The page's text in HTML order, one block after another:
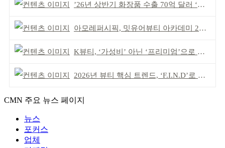
’26년 상반기 화장품 수출 70억 달러 ‘역대 최고’
아모레퍼시픽, 밋유어뷰티 아카데미 2기 발대식
K뷰티, ‘가성비’ 아닌 ‘프리미엄’으로 승부걸어야
2026년 뷰티 핵심 트렌드, ‘F.I.N.D’로 읽는다
CMN 주요 뉴스 페이지
뉴스
포커스
업체